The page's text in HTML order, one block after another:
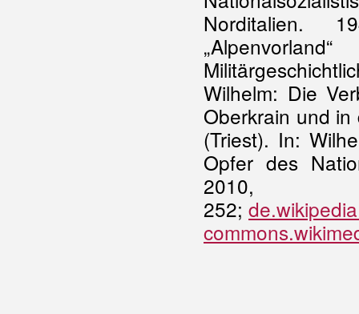
Norditalien.
Wilhelm: Die
Oberkrain und in
(Triest). In:
Opfer des
252;